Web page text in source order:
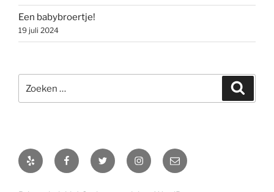
Een babybroertje!
19 juli 2024
naar:
Yelp FacebookTwitter Instagram
E-
mail